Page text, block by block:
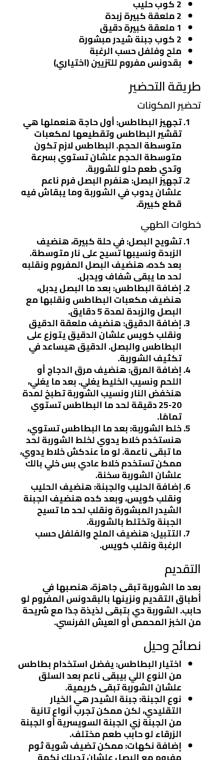
2 كوب حليب
2 ملعقة كبيرة زبدة
1 ملعقة كبيرة دقيق
2 كوب جبنة شيدر مبشورة
ملح وفلفل حسب الرغبة
بقدونس مفروم للتزيين (اختياري)
طريقة التحضير
تحضير المكونات
تجهيز البطاطس: أول حاجة هنعملها هي
تقشير البطاطس وتقطيعها لمكعبات
متوسطة الحجم. البطاطس لازم تكون
متوسطة الحجم علشان تستوي بسرعة
وتدي طعم حلو للشوربة.
تجهيز البصل: هنفرم البصل فرم ناعم
علشان يدوب في الشوربة وما يبقاش فيه
قطع كبيرة.
خطوات الطهي
تشويح البصل: في حلة كبيرة، هنضيف
الزبدة ونسيبها تسيح على نار متوسطة.
بعد كده، هنضيف البصل المفروم ونقلبه
لحد ما يبقى شفاف ويدبل.
إضافة البطاطس: بعد ما البصل يدبل،
هنضيف مكعبات البطاطس ونقلبها مع
البصل والزبدة لمدة 5 دقايق.
إضافة الدقيق: هنضيف ملعقة الدقيق
ونقلب كويس علشان الدقيق يتوزع على
البطاطس والبصل. الدقيق هيساعد في
تكثيف الشوربة.
إضافة المرق: هنضيف مرق الدجاج أو
اللحم ونسيب الخليط يغلي. بعد ما يغلي،
هنخفض النار ونسيب الشوربة تطبخ لمدة
20-25 دقيقة لحد ما البطاطس تستوي
تمامًا.
خلط الشوربة: بعد ما البطاطس تستوي،
هنستخدم خلاط يدوي لخلط الشوربة لحد
ما تبقى ناعمة. لو ما عندكش خلاط يدوي،
ممكن تستخدم خلاط عادي بس خلي بالك
علشان الشوربة سخنة.
إضافة الحليب والجبنة: هنضيف الحليب
ونقلب كويس، وبعد كده هنضيف الجبنة
الشيدر المبشورة ونقلب لحد ما تسيح
الجبنة وتختلط بالشوربة.
التتبيل: هنضيف الملح والفلفل حسب
الرغبة ونقلب كويس.
التقديم
بعد ما الشوربة تبقى جاهزة، هنصبها في
أطباق التقديم ونزينها بالبقدونس المفروم لو
حابب. الشوربة دي بتبقى لذيذة جدًا مع شريحة
من الخبز المحمص أو العيش الفرنسي.
نصائح وحيل
اختيار البطاطس: يفضل استخدام بطاطس
من النوع اللي بيبقى ناعم بعد السلق
علشان الشوربة تبقى كريمية.
نوع الجبنة: جبنة الشيدر هي الخيار
التقليدي، لكن ممكن تجرب أنواع تانية
من الجبنة زي الجبنة السويسرية أو الجبنة
الزرقاء لو حابب طعم مختلف.
إضافة نكهات: ممكن تضيف شوية ثوم